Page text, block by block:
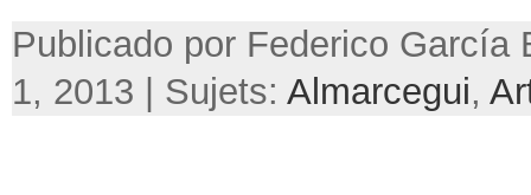
Publicado por Federico García
1, 2013 | Sujets: Almarcegui,